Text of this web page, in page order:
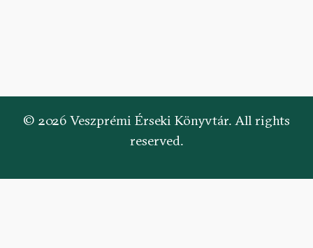
© 2026 Veszprémi Érseki Könyvtár. All rights
reserved.